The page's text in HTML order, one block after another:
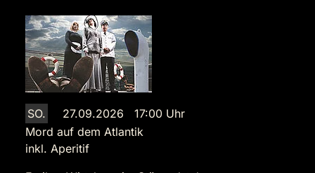
SO.
27.09.2026 17:00 Uhr
Mord auf dem Atlantik
inkl. Aperitif